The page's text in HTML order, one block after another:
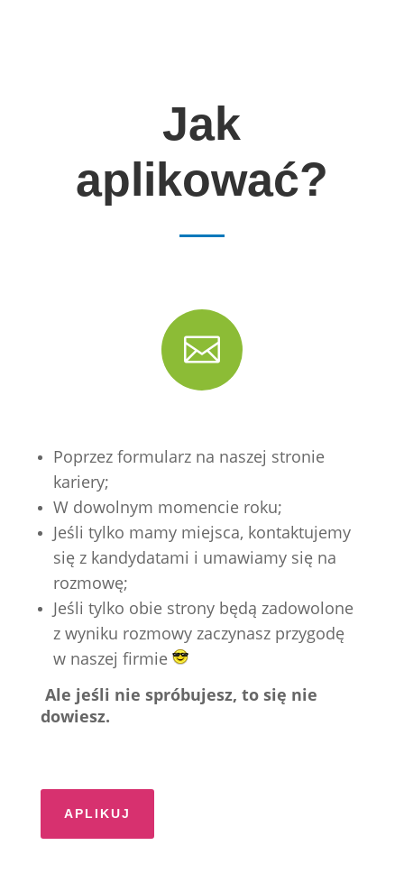
Jak
aplikować?

Poprzez formularz na naszej stronie
kariery;
W dowolnym momencie roku;
Jeśli tylko mamy miejsca, kontaktujemy
się z kandydatami i umawiamy się na
rozmowę;
Jeśli tylko obie strony będą zadowolone
z wyniku rozmowy zaczynasz przygodę
w naszej firmie
Ale jeśli nie spróbujesz, to się nie
dowiesz.
APLIKUJ